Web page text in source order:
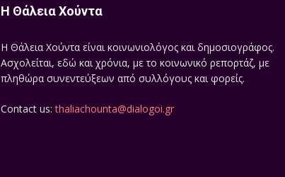
Η Θάλεια Χούντα
Η Θάλεια Χούντα είναι κοινωνιολόγος και δημοσιογράφος.
Ασχολείται, εδώ και χρόνια, με το κοινωνικό ρεπορτάζ, με
πληθώρα συνεντεύξεων από συλλόγους και φορείς.
Contact us:thaliachounta@dialogoi.gr